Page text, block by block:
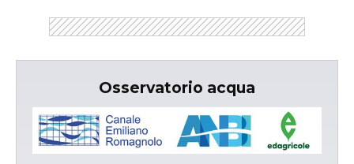
Osservatorio acqua